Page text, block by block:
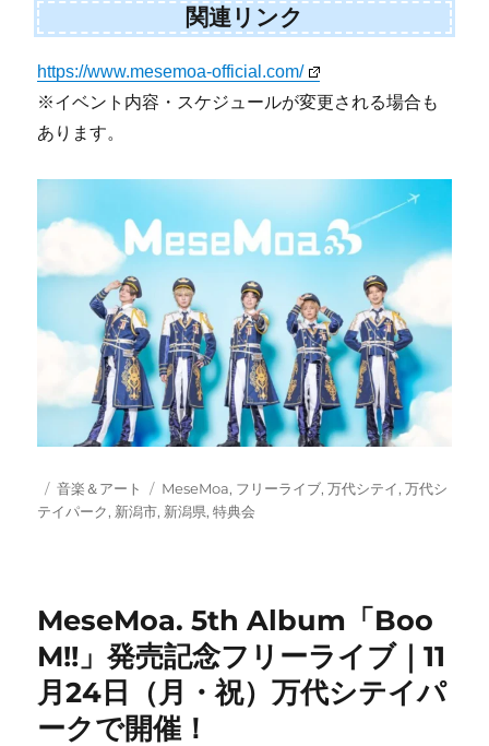
関連リンク
https://www.mesemoa-official.com/
※イベント内容・スケジュールが変更される場合も
あります。
投
稿
カ
テ
音楽＆アート
タ
グ
MeseMoa, フリーライブ,万代シテイ,万代シ
テイパーク, 新潟市, 新潟県,特典会
MeseMoa. 5th Album「Boo
M!!」発売記念フリーライブ｜11
月24日（月・祝）万代シテイパ
ークで開催！